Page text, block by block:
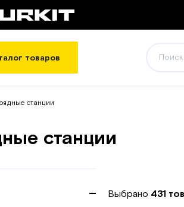
товаров
станции
станции
Выбрано 431